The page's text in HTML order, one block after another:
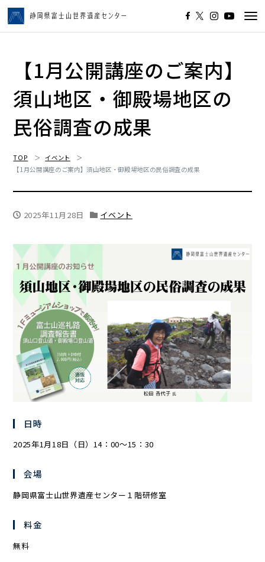
【1月公開講座のご案内】
須山地区・御殿場地区の
民俗調査の成果
TOP
イベント
【1月公開講座のご案内】須山地区・御殿場地区の民俗調査の成果
2025年11月28日 イベント
日時
2025年1月18日（日）14：00～15：30
会場
静岡県富士山世界遺産センター１階研修室
料金
無料